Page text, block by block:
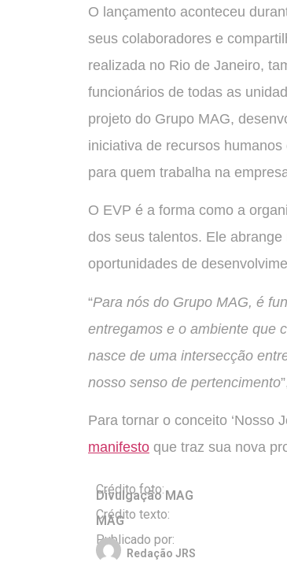
O lançamento aconteceu
seus colaboradores e
realizada no Rio de Janeiro,
funcionários de todas as
projeto do Grupo MAG,
iniciativa de recursos
para quem trabalha na
O EVP é a forma como a
dos seus talentos. Ele
oportunidades de
“Para nós do Grupo MAG, é
entregamos e o ambiente que
nasce de uma intersecção
nosso senso de pertencimento
Para tornar o conceito ‘Nosso
manifesto que traz sua nova
Crédito foto:
Divulgação MAG
Crédito texto:
MAG
Publicado por:
Redação JRS